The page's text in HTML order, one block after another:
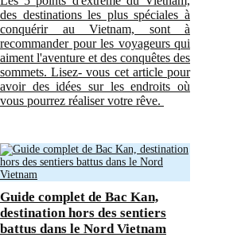
des destinations les plus spéciales à
conquérir au Vietnam, sont à
recommander pour les voyageurs qui
aiment l'aventure et des conquêtes des
sommets. Lisez- vous cet article pour
avoir des idées sur les endroits où
vous pourrez réaliser votre rêve.
Guide complet de Bac Kan,
destination hors des sentiers
battus dans le Nord Vietnam